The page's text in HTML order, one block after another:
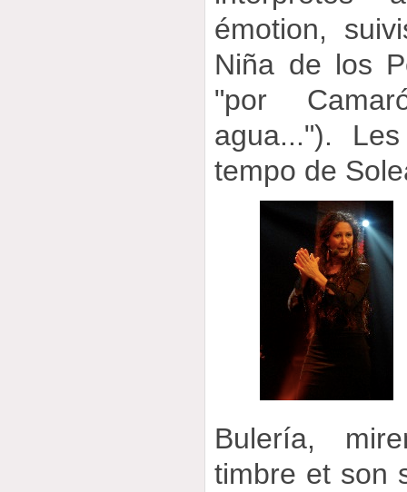
émotion,
Niña de los
"por
agua...").
tempo de
Bulería,
timbre et son